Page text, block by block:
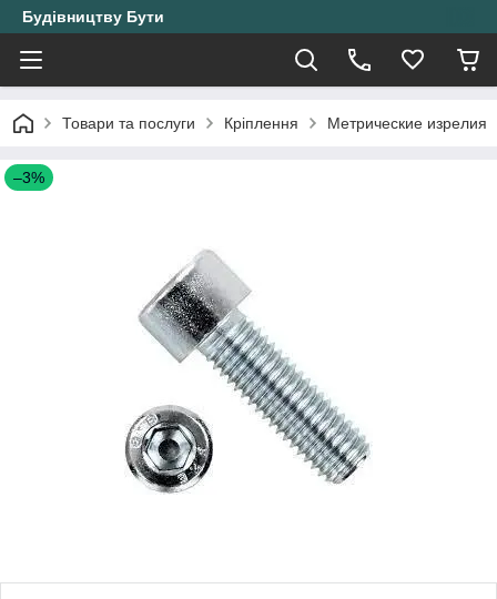
Будівництву Бути
Товари та послуги Кріплення Метрические изрелия
–3%